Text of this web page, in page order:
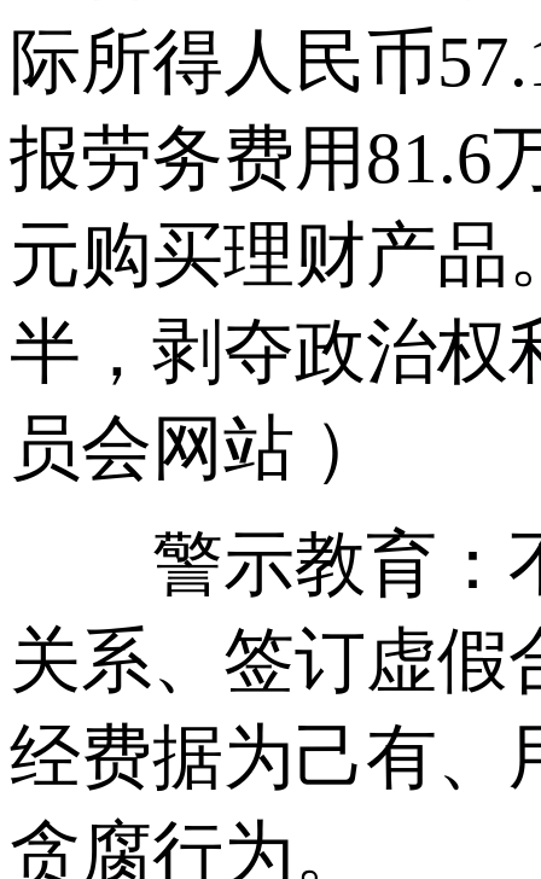
际所得人民币
报劳务费用81.6
元购买理财产品
半，剥夺政治权
员会网站 ）
警示教育：不
关系、签订虚假
经费据为己有、
贪腐行为。